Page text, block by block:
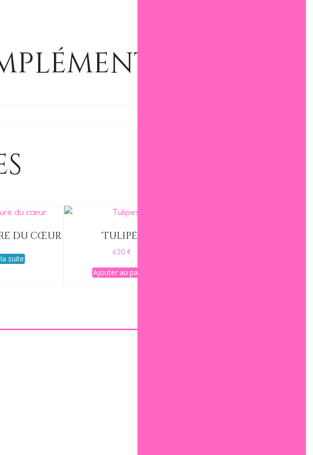
du cœur
suite
Tulipes
620 €
Ajouter au panier